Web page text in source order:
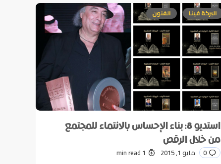
البركة فينا الفنون
استديو 8: بناء الإحساس بالانتماء للمجتمع
من خلال الرقص
0 مايو 1, 2015 1 min read